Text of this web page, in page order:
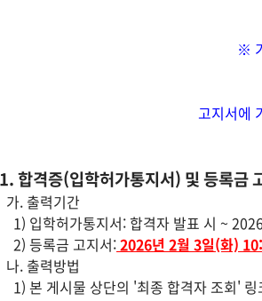
※
고지서에
1. 합격증(입학허가통지서) 및 등록금
가. 출력기간
1) 입학허가통지서: 합격자 발표 시 ~
2) 등록금 고지서: 2026년 2월 3일(화)
나. 출력방법
1) 본 게시물 상단의 '최종 합격자 조회' 링